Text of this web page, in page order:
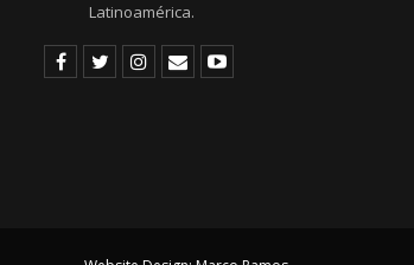
Latinoamérica.